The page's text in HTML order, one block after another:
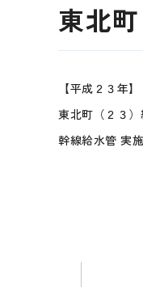
東北
【平成２３年】
東北町（２３
幹線給水管 実